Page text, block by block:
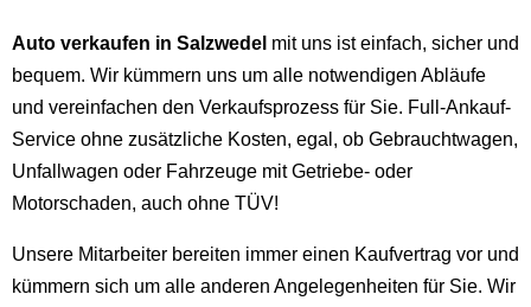
Auto verkaufen in Salzwedel mit uns ist einfach, sicher und
bequem. Wir kümmern uns um alle notwendigen Abläufe
und vereinfachen den Verkaufsprozess für Sie. Full-Ankauf-
Service ohne zusätzliche Kosten, egal, ob Gebrauchtwagen,
Unfallwagen oder Fahrzeuge mit Getriebe- oder
Motorschaden, auch ohne TÜV!
Unsere Mitarbeiter bereiten immer einen Kaufvertrag vor und
kümmern sich um alle anderen Angelegenheiten für Sie. Wir